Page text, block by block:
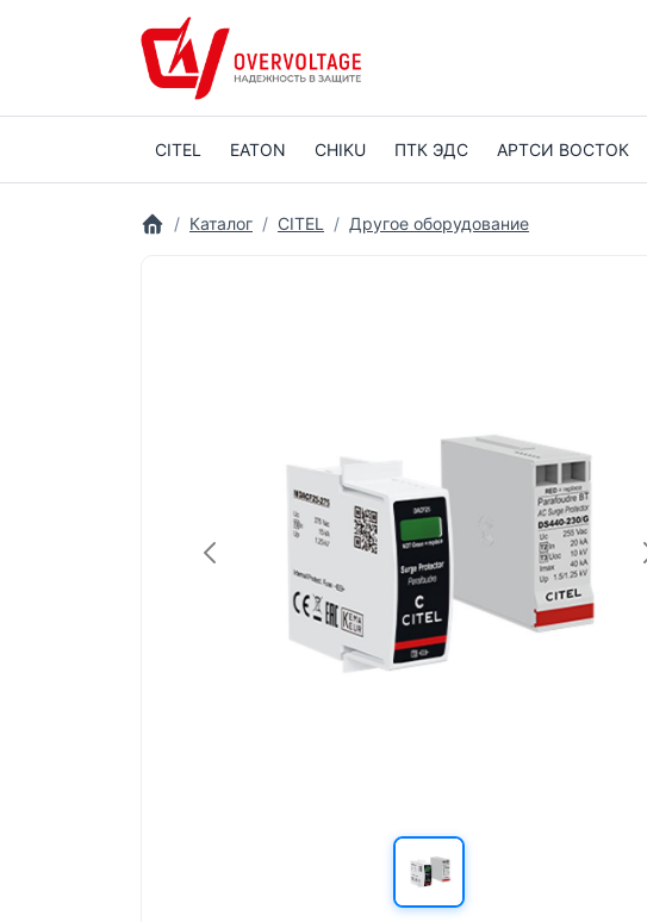
CITEL EATON CHIKU ПТК ЭДС АРТСИ ВОСТОК
Каталог CITEL Другое оборудование